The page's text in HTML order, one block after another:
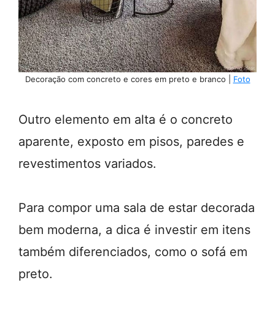
Decoração com concreto e cores em preto e branco | Foto
Outro elemento em alta é o concreto
aparente, exposto em pisos, paredes e
revestimentos variados.
Para compor uma sala de estar decorada
bem moderna, a dica é investir em itens
também diferenciados, como o sofá em
preto.